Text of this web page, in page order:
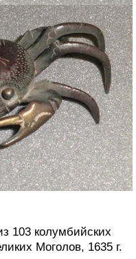
103 колумбийских
Моголов, 1635 г.